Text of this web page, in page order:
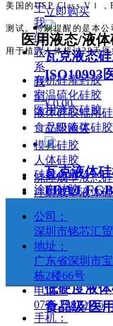
于
我
们
联
系
我
们
立即购买
瓦克液态
ISO10993
¥ 0.00
立即购买
瓦克液体
FDA/
¥ 0.00
立即购买
低硬度液
食品级/医
美国的USP Class VＩ
测试。特别提醒的是本
用于植入人体超过28天
医用液态/液
有机硅灌封胶
室温硫化硅胶
医用液态硅胶
液体硅胶辊用
食品级液体硅胶
模具硅胶
人体硅胶
硅胶色母
涂布硅胶
浇注成型液态
注射成型液体
公司：
深圳市铭芯汇
地址：
广东省深圳市
栋2楼66号
电话：
0755 29822116
手机：